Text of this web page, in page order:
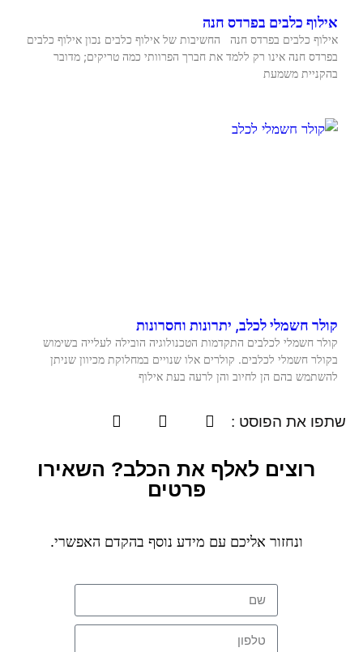
אילוף כלבים בפרדס חנה
אילוף כלבים בפרדס חנה החשיבות של אילוף כלבים נכון אילוף כלבים
בפרדס חנה אינו רק ללמד את חברך הפרוותי כמה טריקים; מדובר
בהקניית משמעת
קולר חשמלי לכלב, יתרונות וחסרונות
קולר חשמלי לכלבים התקדמות הטכנולוגיה הובילה לעלייה בשימוש
בקולר חשמלי לכלבים. קולרים אלו שנויים במחלוקת מכיוון שניתן
להשתמש בהם הן לחיוב והן לרעה בעת אילוף
שתפו את הפוסט :
רוצים לאלף את הכלב? השאירו
פרטים
ונחזור אליכם עם מידע נוסף בהקדם האפשרי.